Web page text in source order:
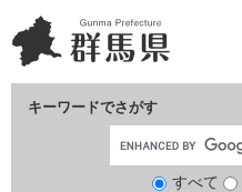
ー
ジ
ニ
ュ
キーワードでさがす
すべて